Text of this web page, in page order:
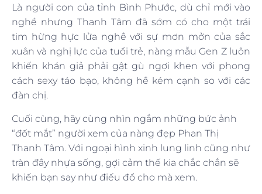
Là người con của tỉnh Bình Phước, dù chỉ mới vào
nghề nhưng Thanh Tâm đã sớm có cho một trái
tim hừng hực lửa nghề với sự mơn mởn của sắc
xuân và nghị lực của tuổi trẻ, nàng mẫu Gen Z luôn
khiến khán giả phải gật gù ngợi khen với phong
cách sexy táo bạo, không hề kém cạnh so với các
đàn chị.
Cuối cùng, hãy cùng nhìn ngắm những bức ảnh
“đốt mắt” người xem của nàng đẹp Phan Thị
Thanh Tâm. Với ngoại hình xinh lung linh cũng như
tràn đầy nhựa sống, gợi cảm thế kia chắc chắn sẽ
khiến bạn say như điếu đổ cho mà xem.